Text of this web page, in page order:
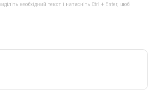
необхідний текст і натисніть Ctrl + Enter, щоб